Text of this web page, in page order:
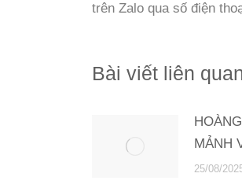
trên Zalo qua số điện
Bài viết liên
MẢNH
25/08/